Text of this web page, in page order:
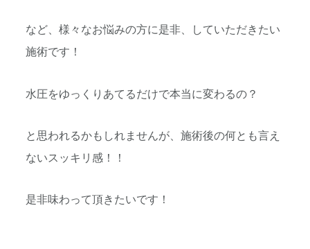
など、様々なお悩みの方に是非、していただきたい
施術です！
水圧をゆっくりあてるだけで本当に変わるの？
と思われるかもしれませんが、施術後の何とも言え
ないスッキリ感！！
是非味わって頂きたいです！